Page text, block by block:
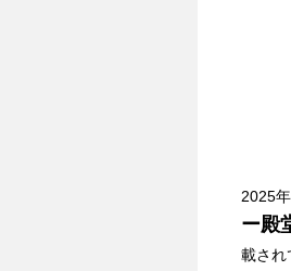
2025
ー殿
載され